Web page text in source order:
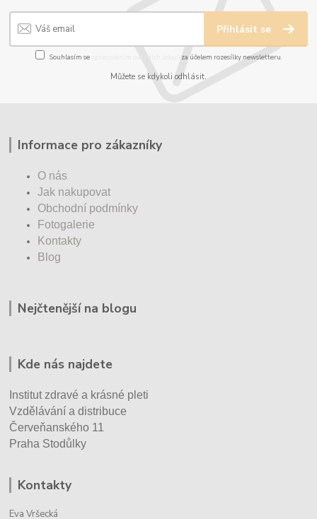
Přihlásit se
Souhlasím se za účelem rozesílky newsletteru.
Můžete se kdykoli odhlásit.
Informace pro zákazníky
O nás
Jak nakupovat
Obchodní podmínky
Fotogalerie
Kontakty
Blog
Nejčtenější na blogu
Kde nás najdete
Institut zdravé a krásné pleti
Vzdělávání a distribuce
Červeňanského 11
Praha Stodůlky
Kontakty
Eva Vršecká